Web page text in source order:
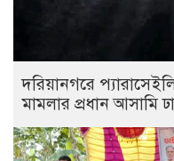
দরিয়ানগরে
মামলার প্রধান আসামি